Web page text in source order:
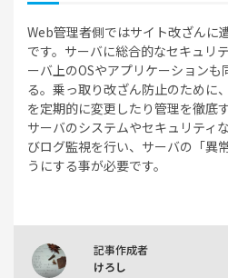
Web管理者側ではサイト改ざんに
です。サーバに総合的なセキュリ
ーバ上のOSやアプリケーション
る。乗っ取り改ざん防止のために
を定期的に変更したり管理を徹底
サーバのシステムやセキュリティ
びログ監視を行い、サーバの「異
うにする事が必要です。
記事作成者
けろし